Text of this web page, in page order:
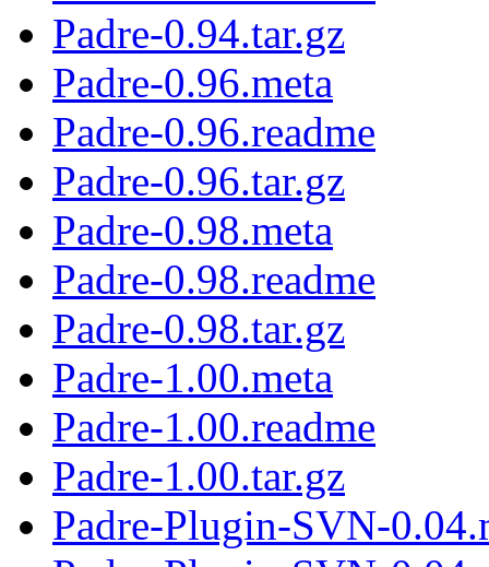
Padre-0.94.tar.gz
Padre-0.96.meta
Padre-0.96.readme
Padre-0.96.tar.gz
Padre-0.98.meta
Padre-0.98.readme
Padre-0.98.tar.gz
Padre-1.00.meta
Padre-1.00.readme
Padre-1.00.tar.gz
Padre-Plugin-SVN-